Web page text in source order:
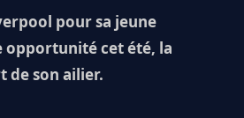
pour sa jeune
opportunité cet été, la
de son ailier.